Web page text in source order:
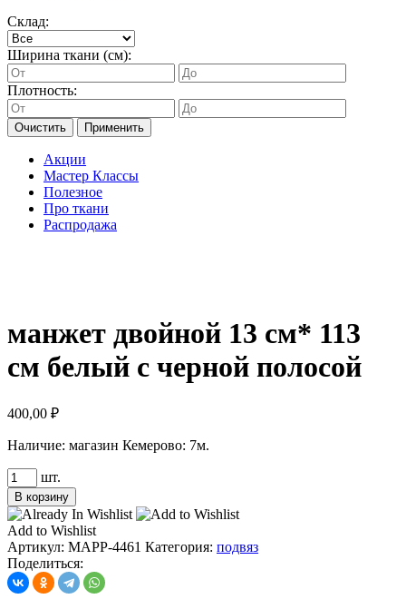
Склад:
Ширина ткани (см):
Плотность:
Очистить Применить
Акции
Мастер Классы
Полезное
Про ткани
Распродажа
манжет двойной 13 см* 113
см белый с черной полосой
400,00 ₽
Наличие: магазин Кемерово: 7м.
Количество
товара
манжет
двойной
13
см*
113
см
шт.
В корзину
Add to Wishlist
Артикул: MAPP-4461 Категория: подвяз
Поделиться: